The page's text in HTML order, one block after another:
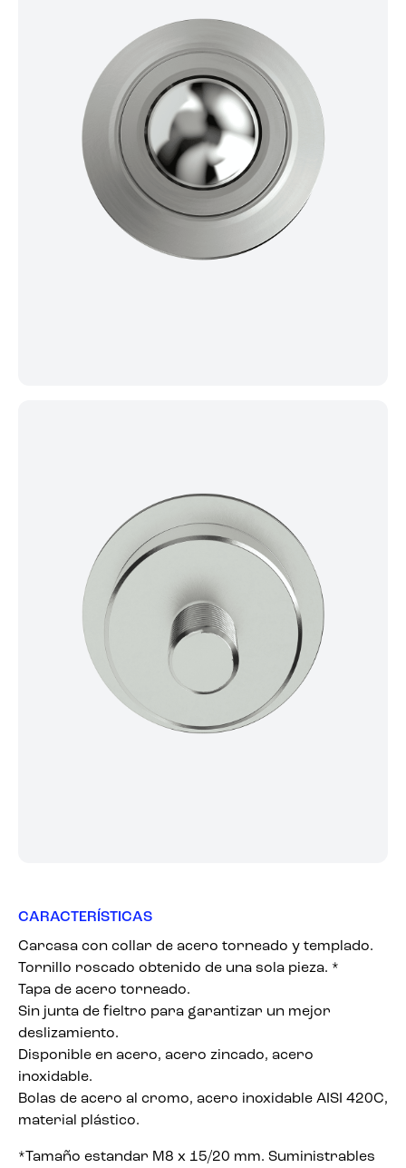
CARACTERÍSTICAS
Carcasa con collar de acero torneado y templado.
Tornillo roscado obtenido de una sola pieza. *
Tapa de acero torneado.
Sin junta de fieltro para garantizar un mejor
deslizamiento.
Disponible en acero, acero zincado, acero
inoxidable.
Bolas de acero al cromo, acero inoxidable AISI 420C,
material plástico.
*Tamaño estandar M8 x 15/20 mm. Suministrables